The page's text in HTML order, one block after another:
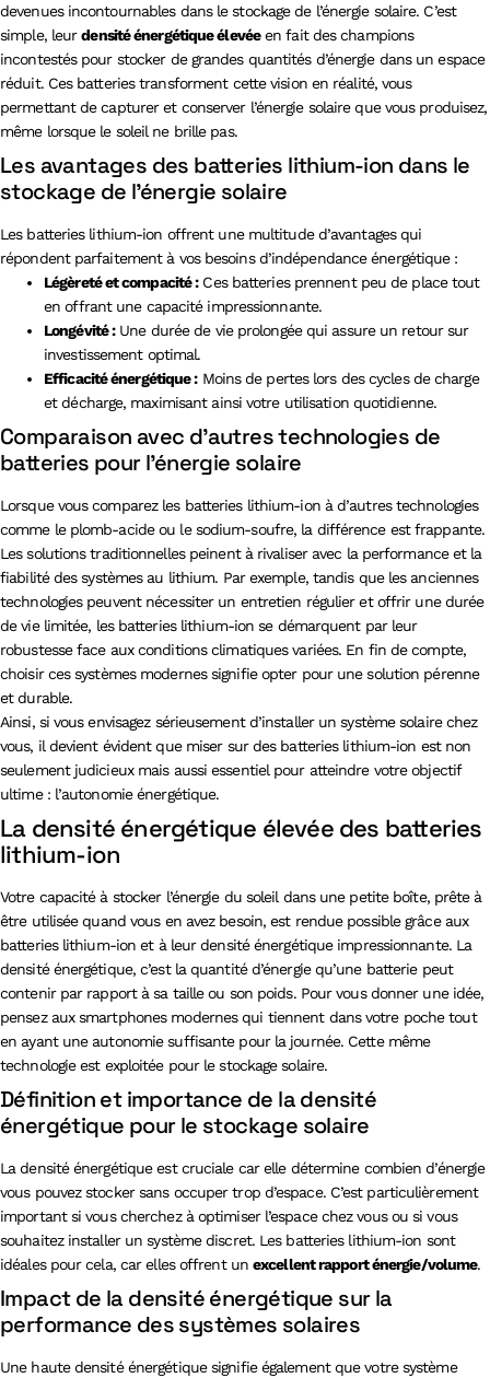
devenues incontournables dans le stockage de l’énergie solaire. C’est
simple, leurdensité énergétique élevéeen fait des champions
incontestés pour stocker de grandes quantités d’énergie dans un espace
réduit. Ces batteries transforment cette vision en réalité, vous
permettant de capturer et conserver l’énergie solaire que vous produisez,
même lorsque le soleil ne brille pas.
Les avantages des batteries lithium-ion dans le
stockage de l’énergie solaire
Les batteries lithium-ion offrent une multitude d’avantages qui
répondent parfaitement à vos besoins d’indépendance énergétique :
Légèreté et compacité :Ces batteries prennent peu de place tout
en offrant une capacité impressionnante.
Longévité :Une durée de vie prolongée qui assure un retour sur
investissement optimal.
Efficacité énergétique :Moins de pertes lors des cycles de charge
et décharge, maximisant ainsi votre utilisation quotidienne.
Comparaison avec d’autres technologies de
batteries pour l’énergie solaire
Lorsque vous comparez les batteries lithium-ion à d’autres technologies
comme le plomb-acide ou le sodium-soufre, la différence est frappante.
Les solutions traditionnelles peinent à rivaliser avec la performance et la
fiabilité des systèmes au lithium. Par exemple, tandis que les anciennes
technologies peuvent nécessiter un entretien régulier et offrir une durée
de vie limitée, les batteries lithium-ion se démarquent par leur
robustesse face aux conditions climatiques variées. En fin de compte,
choisir ces systèmes modernes signifie opter pour une solution pérenne
et durable.
Ainsi, si vous envisagez sérieusement d’installer un système solaire chez
vous, il devient évident que miser sur des batteries lithium-ion est non
seulement judicieux mais aussi essentiel pour atteindre votre objectif
ultime : l’autonomie énergétique.
La densité énergétique élevée des batteries
lithium-ion
Votre capacité à stocker l’énergie du soleil dans une petite boîte, prête à
être utilisée quand vous en avez besoin, est rendue possible grâce aux
batteries lithium-ion et à leur densité énergétique impressionnante. La
densité énergétique, c’est la quantité d’énergie qu’une batterie peut
contenir par rapport à sa taille ou son poids. Pour vous donner une idée,
pensez aux smartphones modernes qui tiennent dans votre poche tout
en ayant une autonomie suffisante pour la journée. Cette même
technologie est exploitée pour le stockage solaire.
Définition et importance de la densité
énergétique pour le stockage solaire
La densité énergétique est cruciale car elle détermine combien d’énergie
vous pouvez stocker sans occuper trop d’espace. C’est particulièrement
important si vous cherchez à optimiser l’espace chez vous ou si vous
souhaitez installer un système discret. Les batteries lithium-ion sont
idéales pour cela, car elles offrent unexcellent rapport énergie/volume.
Impact de la densité énergétique sur la
performance des systèmes solaires
Une haute densité énergétique signifie également que votre système